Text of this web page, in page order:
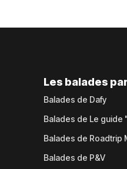
Les balades
Balades de Dafy
Balades de Le guide
Balades de Roadtrip
Balades de P&V